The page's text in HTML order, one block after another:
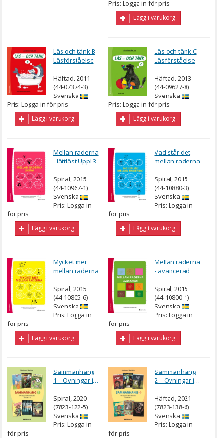
Pris: Logga in för pris
Lägg i varukorg
Läs och tänk B
Läsförståelse
Häftad, 2011
(44-07374-3)
Svenska
Pris: Logga in för pris
Lägg i varukorg
Läs och tänk C
Läsförståelse
Häftad, 2013
(44-09627-8)
Svenska
Pris: Logga in för pris
Lägg i varukorg
Mellan raderna
- lättläst Uppl 3
Spiral, 2015
(44-10967-1)
Svenska
Pris: Logga in
för pris
Lägg i varukorg
Vad står det
mellan raderna
Spiral, 2015
(44-10880-3)
Svenska
Pris: Logga in
för pris
Lägg i varukorg
Mycket mer
mellan raderna
Spiral, 2015
(44-10805-6)
Svenska
Pris: Logga in
för pris
Lägg i varukorg
Mellan raderna
- avancerad
Spiral, 2015
(44-10800-1)
Svenska
Pris: Logga in
för pris
Lägg i varukorg
Sammanhang
1 – Övningar i
Spiral, 2020
(7823-122-5)
Svenska
Pris: Logga in
för pris
Sammanhang
2 – Övningar i
Häftad, 2021
(7823-138-6)
Svenska
Pris: Logga in
för pris